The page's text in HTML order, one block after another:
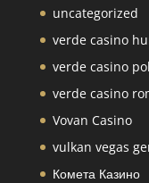
uncategorized
verde casino
verde casino
verde casino
Vovan Casino
vulkan vegas
Комета Казино